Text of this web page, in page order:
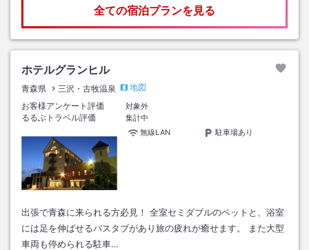
全ての宿泊プランを見る
ホテルグランヒル
青森県 三沢・古牧温泉
地図
お客様アンケート評価
対象外
るるぶトラベル評価
集計中
無線LAN
駐車場あり
出張で青森に来られる方必見！ 全室セミダブルのベットと、浴室
には足を伸ばせるバスタブがあり旅の疲れが癒せます。 また大型
車両も停められる駐車…